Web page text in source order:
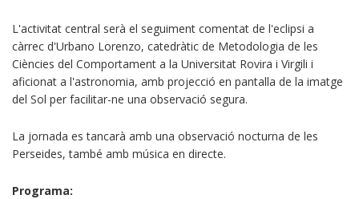
L'activitat central serà el seguiment comentat de l'eclipsi a
càrrec d'Urbano Lorenzo, catedràtic de Metodologia de les
Ciències del Comportament a la Universitat Rovira i Virgili i
aficionat a l'astronomia, amb projecció en pantalla de la imatge
del Sol per facilitar-ne una observació segura.
La jornada es tancarà amb una observació nocturna de les
Perseides, també amb música en directe.
Programa: